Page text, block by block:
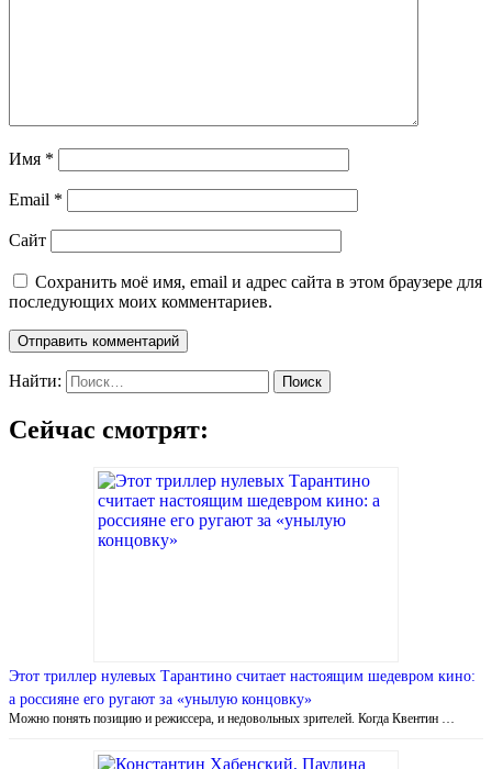
Имя *
Email *
Сайт
Сохранить моё имя, email и адрес сайта в этом браузере для
последующих моих комментариев.
Найти:
Сейчас смотрят:
Этот триллер нулевых Тарантино считает настоящим шедевром кино:
а россияне его ругают за «унылую концовку»
Можно понять позицию и режиссера, и недовольных зрителей. Когда Квентин …